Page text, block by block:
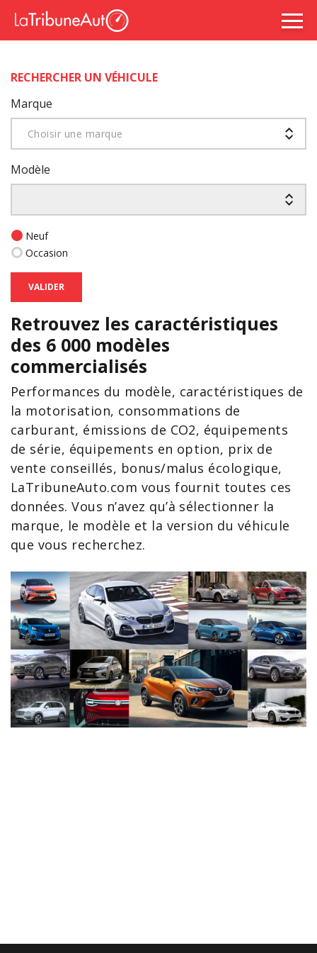
RECHERCHER UN VÉHICULE
Marque
Choisir une marque
Modèle
Neuf
Occasion
VALIDER
Retrouvez les caractéristiques
des 6 000 modèles
commercialisés
Performances du modèle, caractéristiques de
la motorisation, consommations de
carburant, émissions de CO2, équipements
de série, équipements en option, prix de
vente conseillés, bonus/malus écologique,
LaTribuneAuto.com vous fournit toutes ces
données. Vous n’avez qu’à sélectionner la
marque, le modèle et la version du véhicule
que vous recherchez.